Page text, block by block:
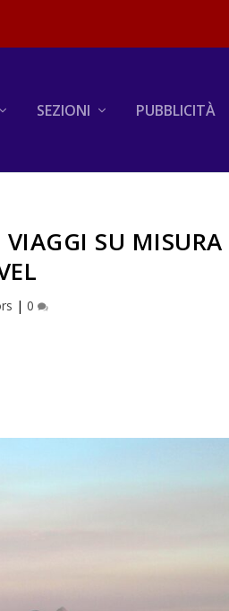
SEZIONI PUBBLICITÀ
SU MISURA
|0